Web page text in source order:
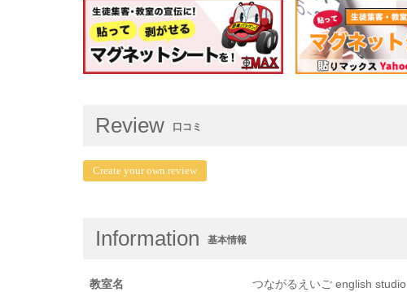
Review 口コミ
Create your own review
Information 基本情報
教室名 つながるえいご english studio